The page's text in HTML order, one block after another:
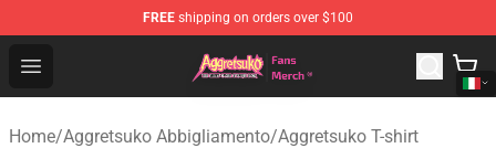
FREE shipping on orders over $100
Open menu
Aggretsuko Store - Official Aggretsuko Merchandise
Home/Aggretsuko Abbigliamento/Aggretsuko T-shirt